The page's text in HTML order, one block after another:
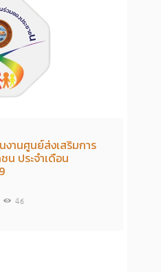
งานศูนย์ส่งเสริมการ
น ประจำเดือน
46